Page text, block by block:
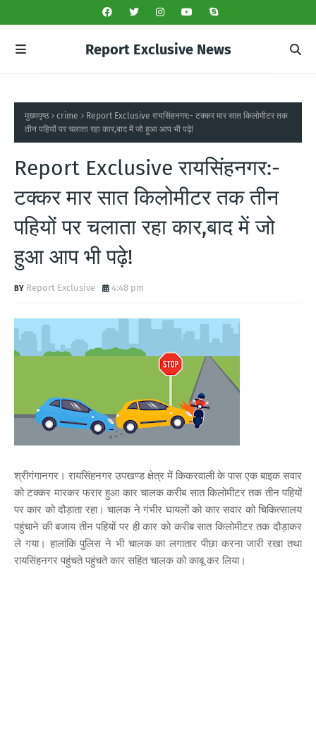
Report Exclusive News
मुख्यपृष्ठ crime
Report Exclusive रायसिंहनगर:- टक्कर मार सात किलोमीटर तक
तीन पहियों पर चलाता रहा कार,बाद में जो हुआ आप भी पढ़े!
Report Exclusive रायसिंहनगर:-
टक्कर मार सात किलोमीटर तक तीन
पहियों पर चलाता रहा कार,बाद में जो
हुआ आप भी पढ़े!
Report Exclusive 4:48 pm
श्रीगंगानगर। रायसिंहनगर उपखण्ड क्षेत्र में किकरवाली के पास एक बाइक सवार
को टक्कर मारकर फरार हुआ कार चालक करीब सात किलोमीटर तक तीन पहियों
पर कार को दौड़ाता रहा। चालक ने गंभीर घायलों को कार सवार को चिकित्सालय
पहुंचाने की बजाय तीन पहियों पर ही कार को करीब सात किलोमीटर तक दौड़ाकर
ले गया। हालांकि पुलिस ने भी चालक का लगातार पीछा करना जारी रखा तथा
रायसिंहनगर पहुंचते पहुंचते कार सहित चालक को काबू कर लिया।